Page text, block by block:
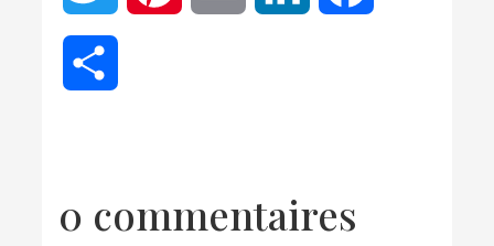
0 commentaires